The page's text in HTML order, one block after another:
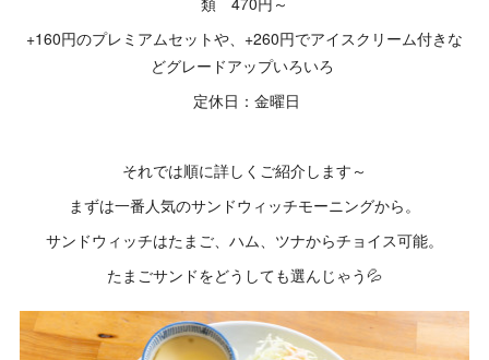
+160円のプレミアムセットや、+260円でアイスクリーム付きな
どグレードアップいろいろ
定休日：金曜日
それでは順に詳しくご紹介します～
まずは一番人気のサンドウィッチモーニングから。
サンドウィッチはたまご、ハム、ツナからチョイス可能。
たまごサンドをどうしても選んじゃう💦